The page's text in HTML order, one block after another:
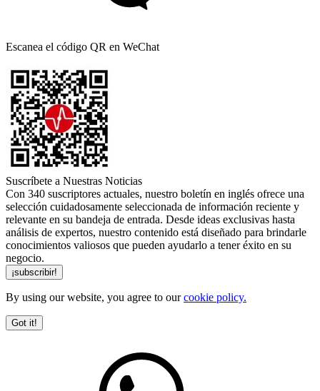
Escanea el código QR en WeChat
Suscríbete a Nuestras Noticias
Con 340 suscriptores actuales, nuestro boletín en inglés ofrece una
selección cuidadosamente seleccionada de información reciente y
relevante en su bandeja de entrada. Desde ideas exclusivas hasta
análisis de expertos, nuestro contenido está diseñado para brindarle
conocimientos valiosos que pueden ayudarlo a tener éxito en su
negocio.
By using our website, you agree to ourcookie policy.
Got it!